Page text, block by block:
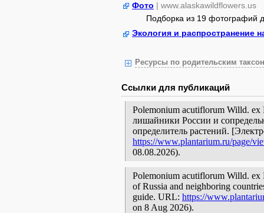
Фото | www.alaskawildflowers.us
Подборка из 19 фотографий
Экология и распространение
Ресурсы по родительским
Ссылки для публикаций
Polemonium acutiflorum Willd.
лишайники России и
определитель растений.
https://www.plantarium.ru/page/
08.08.2026).
Polemonium acutiflorum Willd. ex
of Russia and neighboring
guide. URL: https://
on 8 Aug 2026).